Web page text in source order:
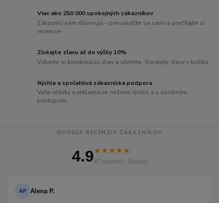
Viac ako 250 000 spokojných zákazníkov
Zákazníci nám dôverujú – presvedčte sa sami a prečítajte si
recenzie
Získajte zľavu až do výšky 10%
Vyberte si kombináciu zliav a ušetrite. Sledujte zľavy v košíku
Rýchla a spoľahlivá zákaznícka podpora
Vaše otázky a reklamácie riešime rýchlo a s osobným
prístupom
GOOGLE RECENZIE ZÁKAZNÍKOV
4.9★★★★★
47 recenzií · Google
AP Alena P.